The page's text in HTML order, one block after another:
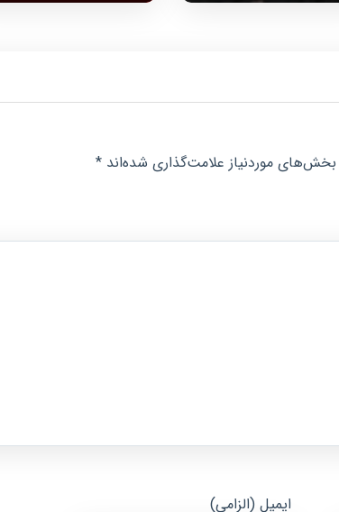
بخش‌های موردنیاز علامت‌گذاری شده‌اند*
ایمیل (الزامی)